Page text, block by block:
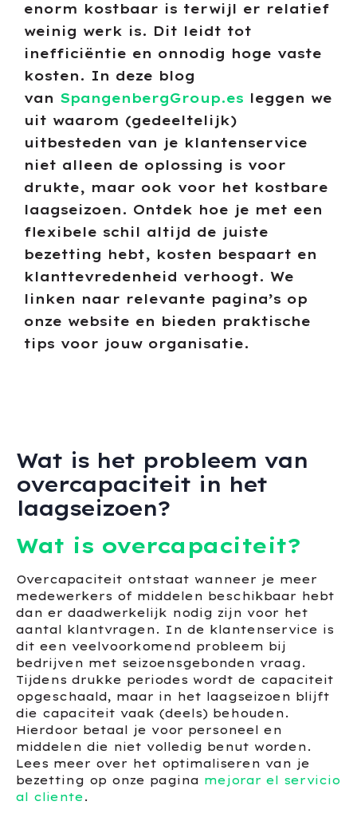
enorm kostbaar is terwijl er relatief
weinig werk is. Dit leidt tot
inefficiëntie en onnodig hoge vaste
kosten. In deze blog
van SpangenbergGroup.es leggen we
uit waarom (gedeeltelijk)
uitbesteden van je klantenservice
niet alleen de oplossing is voor
drukte, maar ook voor het kostbare
laagseizoen. Ontdek hoe je met een
flexibele schil altijd de juiste
bezetting hebt, kosten bespaart en
klanttevredenheid verhoogt. We
linken naar relevante pagina’s op
onze website en bieden praktische
tips voor jouw organisatie.
Wat is het probleem van
overcapaciteit in het
laagseizoen?
Wat is overcapaciteit?
Overcapaciteit ontstaat wanneer je meer
medewerkers of middelen beschikbaar hebt
dan er daadwerkelijk nodig zijn voor het
aantal klantvragen. In de klantenservice is
dit een veelvoorkomend probleem bij
bedrijven met seizoensgebonden vraag.
Tijdens drukke periodes wordt de capaciteit
opgeschaald, maar in het laagseizoen blijft
die capaciteit vaak (deels) behouden.
Hierdoor betaal je voor personeel en
middelen die niet volledig benut worden.
Lees meer over het optimaliseren van je
bezetting op onze pagina mejorar el servicio
al cliente.